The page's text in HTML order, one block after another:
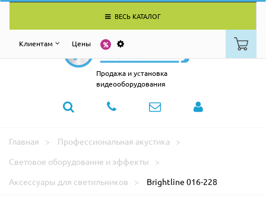
ВЕСЬ КАТАЛОГ
Клиентам Цены
Продажа и установка
видеооборудования
Главная
Профессиональная акустика
Световое оборудование и эффекты
Аксессуары для светильников
Brightline 016-228